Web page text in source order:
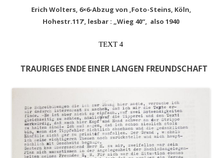
Erich Wolters, 6×6-Abzug von ‚Foto-Steins, Köln,
Hohestr.117‘, lesbar : „Wieg 40“, also 1940
TEXT 4
TRAURIGES ENDE EINER LANGEN FREUNDSCHAFT